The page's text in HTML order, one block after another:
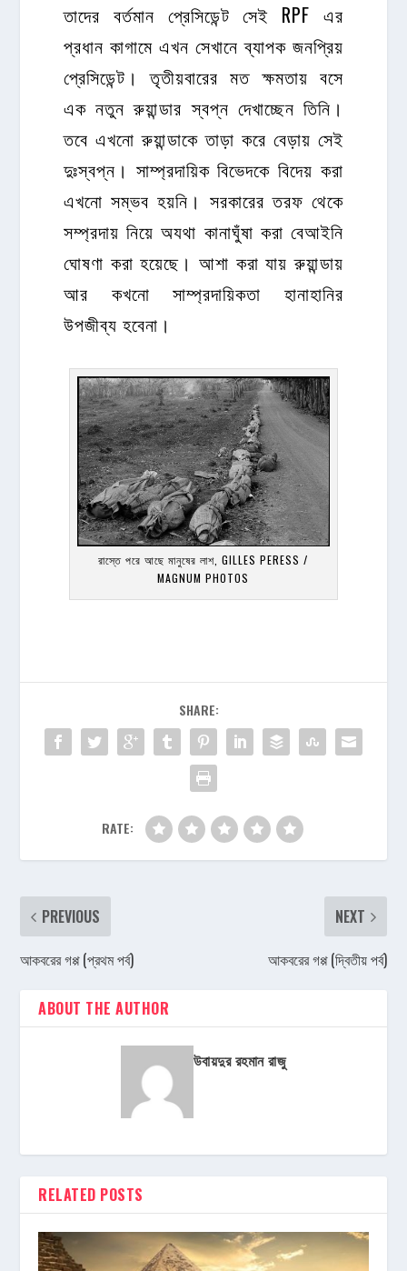
তাদের বর্তমান প্রেসিডেন্ট সেই RPF এর
প্রধান কাগামে এখন সেখানে ব্যাপক জনপ্রিয়
প্রেসিডেন্ট। তৃতীয়বারের মত ক্ষমতায় বসে
এক নতুন রুয়ান্ডার স্বপ্ন দেখাচ্ছেন তিনি।
তবে এখনো রুয়ান্ডাকে তাড়া করে বেড়ায় সেই
দুঃস্বপ্ন। সাম্প্রদায়িক বিভেদকে বিদেয় করা
এখনো সম্ভব হয়নি। সরকারের তরফ থেকে
সম্প্রদায় নিয়ে অযথা কানাঘুঁষা করা বেআইনি
ঘোষণা করা হয়েছে। আশা করা যায় রুয়ান্ডায়
আর কখনো সাম্প্রদায়িকতা হানাহানির
উপজীব্য হবেনা।
রাস্তে পরে আছে মানুষের লাশ, GILLES PERESS /
MAGNUM PHOTOS
SHARE:
RATE:
PREVIOUS
আকবরের গপ্প (প্রথম পর্ব)
NEXT
আকবরের গপ্প (দ্বিতীয় পর্ব)
ABOUT THE AUTHOR
উবায়দুর রহমান রাজু
RELATED POSTS